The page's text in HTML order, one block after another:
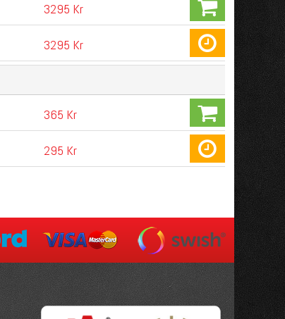
3295 Kr
3295 Kr
365 Kr
295 Kr